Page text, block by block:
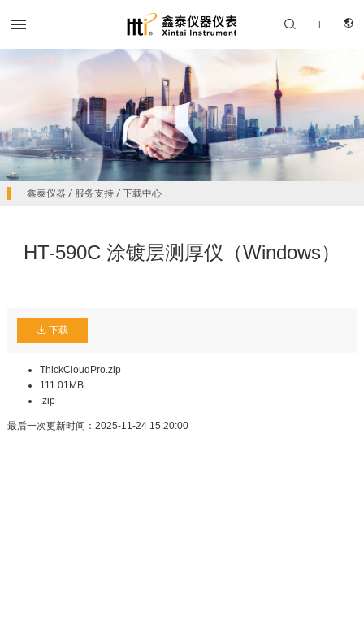
产品中心
服务支持
 | 
鑫泰仪器 / 服务支持/ 下载中心
HT-590C 涂镀层测厚仪（Windows）
下载
ThickCloudPro.zip
111.01MB
.zip
最后一次更新时间：2025-11-24 15:20:00